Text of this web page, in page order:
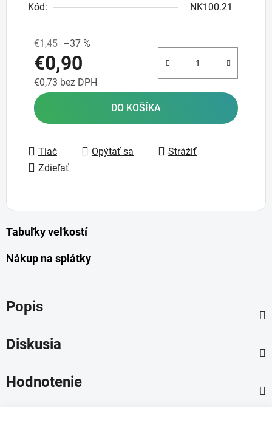
Kód:
NK100.21
€1,45 –37 %
€0,90
€0,73 bez DPH
Jednotková cena:
DO KOŠÍKA
Tlač Opýtať sa
Strážiť
Zdieľať
Tabuľky veľkostí
Nákup na splátky
Popis
Diskusia
Hodnotenie